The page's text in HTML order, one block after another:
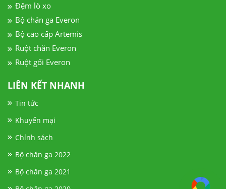
Đệm lò xo
Bộ chăn ga Everon
Bộ cao cấp Artemis
Ruột chăn Everon
Ruột gối Everon
LIÊN KẾT NHANH
Tin tức
Khuyến mại
Chính sách
Bộ chăn ga 2022
Bộ chăn ga 2021